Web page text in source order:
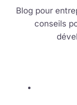
Blog pour
conseils